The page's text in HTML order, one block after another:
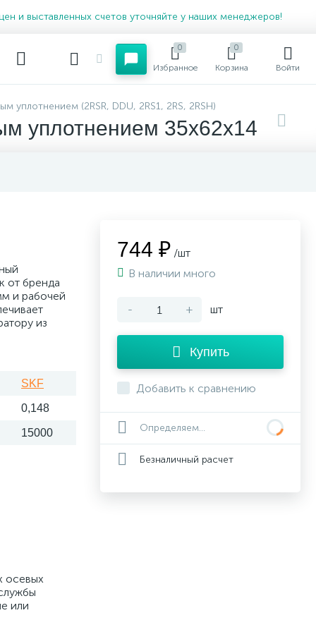
и выставленных счетов уточняйте у наших менеджеров!
0
Избранное
0
Корзина Войти
уплотнением (2RSR, DDU, 2RS1, 2RS, 2RSH)
уплотнением 35x62x14
от бренда
и рабочей
из
SKF
0,148
15000
осевых
или
744 ₽ /шт
В наличии много
- + шт
Купить
Добавить к сравнению
Определяем...
Безналичный расчет